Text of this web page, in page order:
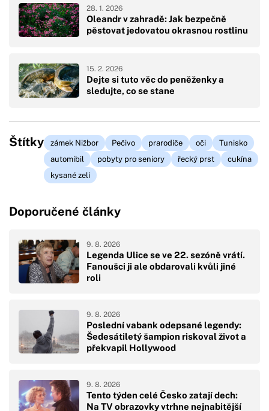
Oleandr v zahradě: Jak bezpečně
pěstovat jedovatou okrasnou rostlinu
28. 1. 2026
Dejte si tuto věc do peněženky a
sledujte, co se stane
15. 2. 2026
Štítky zámek Nižbor Pečivo prarodiče oči
Tunisko
automibil
pobyty pro seniory řecký prst
cukína
kysané zelí
Doporučené články
Legenda Ulice se ve 22. sezóně vrátí.
Fanoušci ji ale obdarovali kvůli jiné
roli
9. 8. 2026
Poslední vabank odepsané legendy:
Šedesátiletý šampion riskoval život a
překvapil Hollywood
9. 8. 2026
Tento týden celé Česko zatají dech:
Na TV obrazovky vtrhne nejnabitější
9. 8. 2026